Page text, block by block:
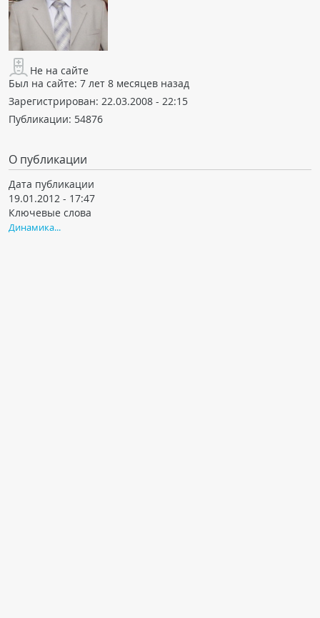
Не на сайте
Был на сайте: 7 лет 8 месяцев назад
Зарегистрирован: 22.03.2008 - 22:15
Публикации: 54876
О публикации
Дата публикации
19.01.2012 - 17:47
Ключевые слова
Динамика...